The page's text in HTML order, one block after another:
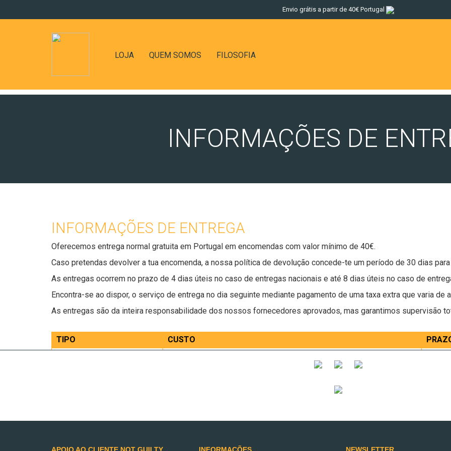
Envio grátis a partir de 40€ Portugal
LOJA QUEM SOMOS FILOSOFIA
INFORMAÇÕES DE
INFORMAÇÕES DE ENTREGA
Oferecemos entrega normal gratuita em Portugal em encomendas com valor mínimo de 40€.
Caso pretendas devolver a tua encomenda, a nossa política de devolução concede-te um período de 30 dias
As entregas ocorrem no prazo de 4 dias úteis no caso de entregas nacionais e até 8 dias úteis no caso de
Encontra-se ao dispor, o serviço de entrega no dia seguinte mediante pagamento de uma taxa extra que varia de
As entregas são da inteira responsabilidade dos nossos fornecedores aprovados, mas garantimos supervisão
TIPO CUSTO
A definir no momento da encomenda de acordo com a morada indicada
INFORMAÇÕES ADICIONAIS